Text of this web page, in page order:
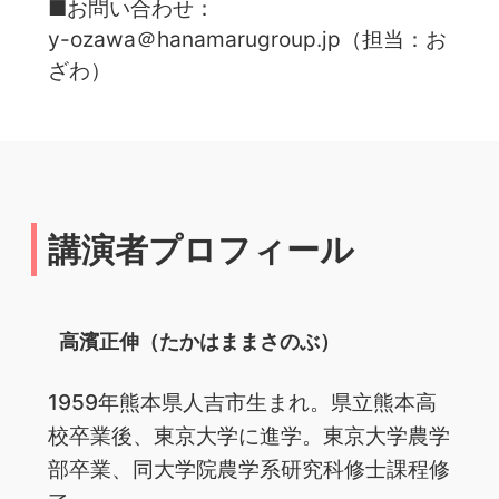
■お問い合わせ：
y-ozawa＠hanamarugroup.jp（担当：お
ざわ）
講演者プロフィール
高濱正伸（たかはままさのぶ）
1959年熊本県人吉市生まれ。県立熊本高
校卒業後、東京大学に進学。東京大学農学
部卒業、同大学院農学系研究科修士課程修